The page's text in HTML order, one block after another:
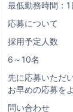
最低勤務時間：1
応募について
採用予定人数
6～10名
先に応募いただ
お早めの応募を
問い合わせ